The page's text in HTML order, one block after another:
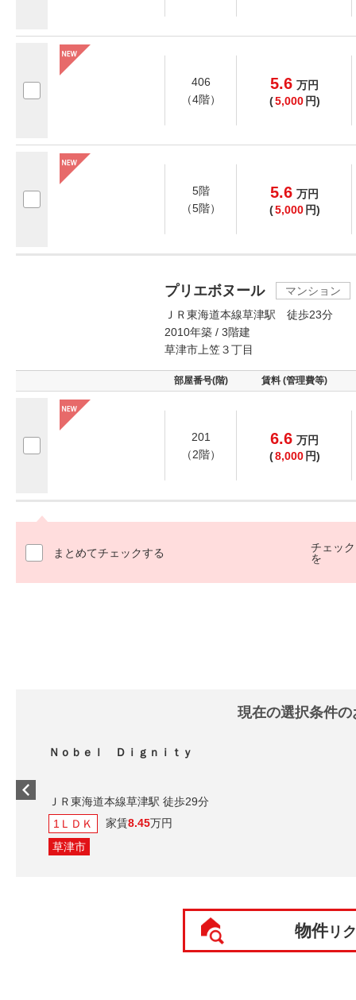
406
（4階）
5.6 万円
(5,000 円)
5階
（5階）
5.6 万円
(5,000 円)
プリエボヌール
マンション
ＪＲ東海道本線草津駅 徒歩23分
2010年築 / 3階建
草津市上笠３丁目
部屋番号(階) 賃料 (管理費等)
201
（2階）
6.6 万円
(8,000 円)
まとめてチェックする
チェッ
を
現在の選択条件
Ｎｏｂｅｌ Ｄｉｇｎｉｔｙ
ＪＲ東海道本線草津駅 徒歩29分
1ＬＤＫ
家賃8.45万円
草津市
物件リ